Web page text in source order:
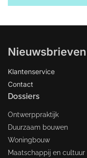
Nieuwsbrieven
Klantenservice
Contact
Dossiers
Ontwerppraktijk
Duurzaam bouwen
Woningbouw
Maatschappij en cultuur